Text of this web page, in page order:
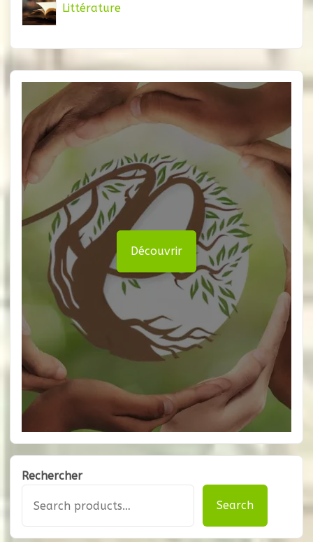
Littérature
Découvrir
Rechercher
Search